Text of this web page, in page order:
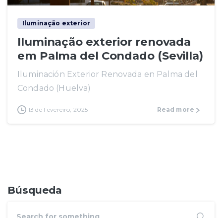
Iluminação exterior
Iluminação exterior renovada
em Palma del Condado (Sevilla)
Iluminación Exterior Renovada en Palma del
Condado (Huelva)
13 de Fevereiro, 2025 Read more
Búsqueda